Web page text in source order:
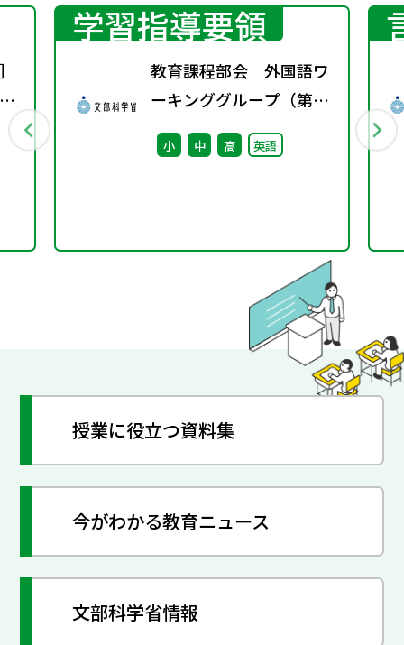
学習指導要領
教育課程部会 外国語ワ
ーキンググループ（第12
回） 配付資料
小 中 高 英語
授業に役立つ資料集
今がわかる教育ニュース
文部科学省情報